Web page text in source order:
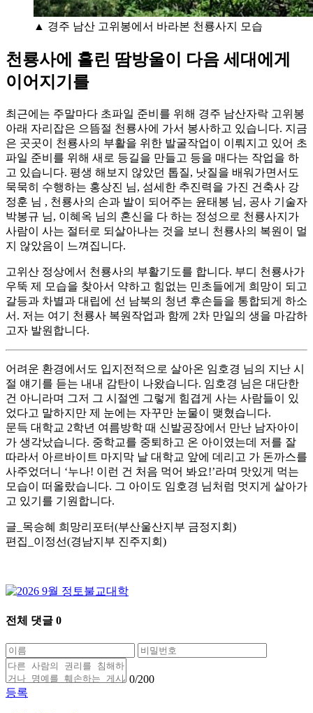
▲ 경주 남산 고위봉에서 바라본 천룡사지 모습
천룡사에 흘린 땀방울이 다음 세대에게
이어지기를
최근에는 주말마다 초파일 준비를 위해 경주 남산자락 고위봉
아래 자리잡은 으뜸절 천룡사에 가서 봉사하고 있습니다. 지금
은 곳곳이 천룡사의 부활을 위한 발굴작업이 이뤄지고 있어 초
파일 준비를 위해 새로 등길을 만들고 등을 매다는 작업을 하
고 있습니다. 평생 해보지 않았던 톱질, 낫질을 배워가면서도
묵묵히 수행하는 홍상진 님, 섬세한 추진력을 가진 건축사 강
정훈 님 , 천룡사의 손과 발이 되어주는 윤태봉 님, 공사 기술자
박봉규 님, 이혜옥 님의 혼신을 다 하는 정성으로 천룡사지가
사람이 사는 절터로 되살아나는 것을 보니 천룡사의 복원이 멀
지 않았음이 느껴집니다.
고위산 정상에서 천룡사의 부활기도를 합니다. 부디 천룡사가
우뚝 제 모습을 찾아서 약하고 힘없는 민초들에게 희망이 되고
갈등과 차별과 대립에 선 남북의 청년 후손들을 통합되게 하소
서. 저는 여기 천룡사 복원작업과 함께 2차 만일의 생을 마감하
고자 발원합니다.
어려운 환경에서도 입지전적으로 살아온 임호경 님의 지난 시
절 얘기를 듣는 내내 감탄이 나왔습니다. 임호경 님은 대단한
건 아니라며 그저 그 시절엔 그렇게 힘겹게 사는 사람들이 있
었다고 말하지만 제 눈에는 자꾸만 눈물이 맺혔습니다.
문득 대학교 2학년 여름방학 때 신발공장에서 만난 남자아이
가 생각났습니다. 중학교를 중퇴하고 온 아이였는데 저를 잘
따라서 아르바이트 마지막 날 대학교 앞에 데리고 가 돈까스를
사주었더니 ‘누나! 이런 건 처음 먹어 봐요!’라며 맛있게 먹는
모습이 떠올랐습니다. 그 아이도 임호경 님처럼 멋지게 살아가
고 있기를 기원합니다.
글_목승혜 희망리포터(부산울산지부 금정지회)
편집_이정선(경남지부 진주지회)
전체 댓글 0
0/200
등록